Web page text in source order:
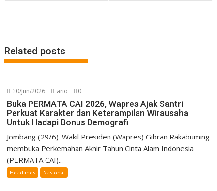
Related posts
30/Jun/2026 ario 0
Buka PERMATA CAI 2026, Wapres Ajak Santri
Perkuat Karakter dan Keterampilan Wirausaha
Untuk Hadapi Bonus Demografi
Jombang (29/6). Wakil Presiden (Wapres) Gibran Rakabuming
membuka Perkemahan Akhir Tahun Cinta Alam Indonesia
(PERMATA CAI)...
Headlines Nasional